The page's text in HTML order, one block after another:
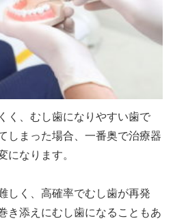
く、むし歯になりやすい歯で
しまった場合、一番奥で治療器
になります。
しく、高確率でむし歯が再発
き添えにむし歯になることもあ